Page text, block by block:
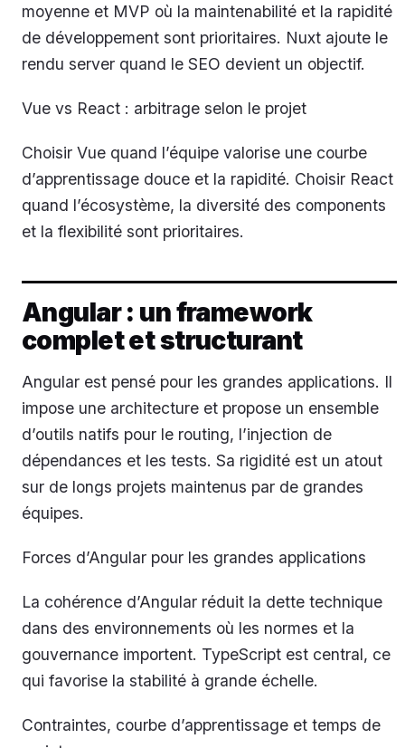
moyenne et MVP où la maintenabilité et la rapidité
de développement sont prioritaires. Nuxt ajoute le
rendu server quand le SEO devient un objectif.
Vue vs React : arbitrage selon le projet
Choisir Vue quand l’équipe valorise une courbe
d’apprentissage douce et la rapidité. Choisir React
quand l’écosystème, la diversité des components
et la flexibilité sont prioritaires.
Angular : un framework
complet et structurant
Angular est pensé pour les grandes applications. Il
impose une architecture et propose un ensemble
d’outils natifs pour le routing, l’injection de
dépendances et les tests. Sa rigidité est un atout
sur de longs projets maintenus par de grandes
équipes.
Forces d’Angular pour les grandes applications
La cohérence d’Angular réduit la dette technique
dans des environnements où les normes et la
gouvernance importent. TypeScript est central, ce
qui favorise la stabilité à grande échelle.
Contraintes, courbe d’apprentissage et temps de